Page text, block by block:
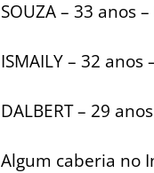
SOUZA – 33 anos
ISMAILY – 32
DALBERT – 29
Algum caberia no